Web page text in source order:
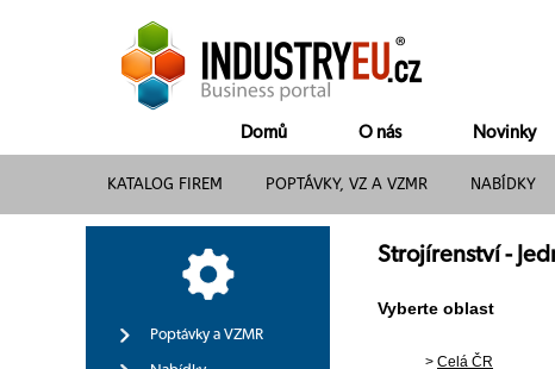
Domů O nás Novinky
KATALOG FIREM POPTÁVKY, VZ A VZMR NABÍDKY
Poptávky a VZMR
Strojírenství -
Vyberte oblast
> Celá ČR